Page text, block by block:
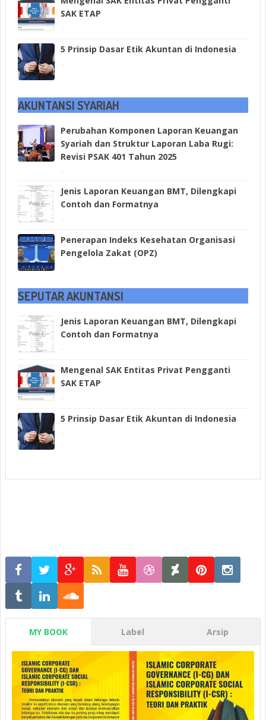
SAK ETAP
5 Prinsip Dasar Etik Akuntan di Indonesia
AKUNTANSI SYARIAH
Perubahan Komponen Laporan Keuangan
Syariah dan Struktur Laporan Laba Rugi:
Revisi PSAK 401 Tahun 2025
Jenis Laporan Keuangan BMT, Dilengkapi
Contoh dan Formatnya
Penerapan Indeks Kesehatan Organisasi
Pengelola Zakat (OPZ)
SEPUTAR AKUNTANSI
Jenis Laporan Keuangan BMT, Dilengkapi
Contoh dan Formatnya
Mengenal SAK Entitas Privat Pengganti
SAK ETAP
5 Prinsip Dasar Etik Akuntan di Indonesia
MY BOOK Label Arsip